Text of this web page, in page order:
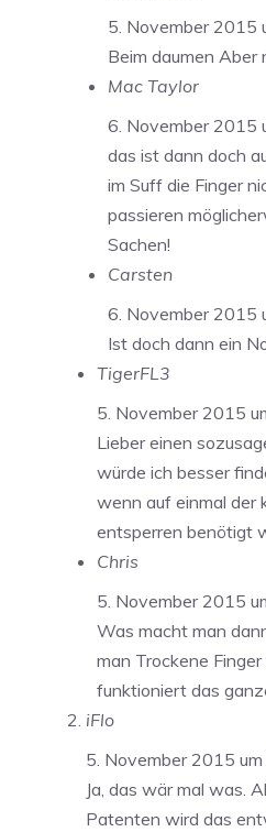
5. November 2015
Beim daumen Aber
Mac Taylor
6. November 2015
das ist dann doch
im Suff die Finger
passieren
Sachen!
Carsten
6. November 2015
Ist doch dann ein
TigerFL3
5. November 2015
Lieber einen
würde ich besser
wenn auf einmal der
entsperren benötigt
Chris
5. November 2015
Was macht man
man Trockene
funktioniert das
iFlo
5. November 2015
Ja, das wär mal was.
Patenten wird das